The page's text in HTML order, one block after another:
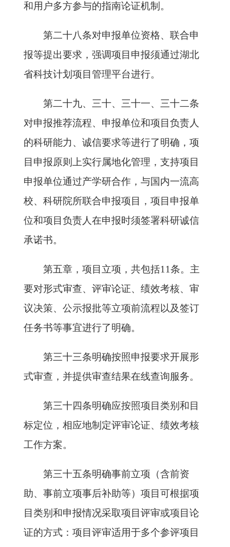
和用户多方参与的指南论证机制。
第二十八条对申报单位资格、联合申
报等提出要求，强调项目申报须通过湖北
省科技计划项目管理平台进行。
第二十九、三十、三十一、三十二条
对申报推荐流程、申报单位和项目负责人
的科研能力、诚信要求等进行了明确，项
目申报原则上实行属地化管理，支持项目
申报单位通过产学研合作，与国内一流高
校、科研院所联合申报项目，项目申报单
位和项目负责人在申报时须签署科研诚信
承诺书。
第五章，项目立项，共包括11条。主
要对形式审查、评审论证、绩效考核、审
议决策、公示报批等立项前流程以及签订
任务书等事宜进行了明确。
第三十三条明确按照申报要求开展形
式审查，并提供审查结果在线查询服务。
第三十四条明确应按照项目类别和目
标定位，相应地制定评审论证、绩效考核
工作方案。
第三十五条明确事前立项（含前资
助、事前立项事后补助等）项目可根据项
目类别和申报情况采取项目评审或项目论
证的方式：项目评审适用于多个参评项目